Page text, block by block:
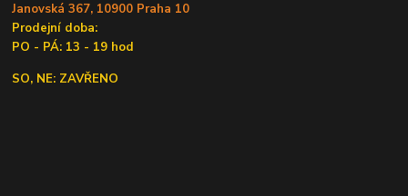
Janovská 367, 10900 Praha 10
Prodejní doba:
PO - PÁ: 13 - 19 hod
SO, NE: ZAVŘENO